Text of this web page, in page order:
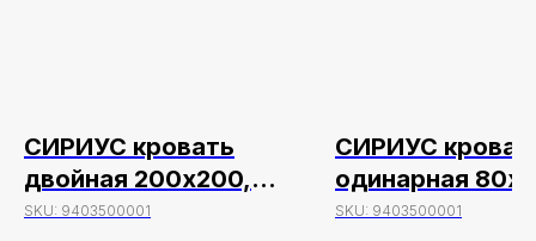
СИРИУС кровать
двойная 200х200,
дуб венге
SKU: 9403500001
СИРИУС
одинарная
белый
SKU: 9403500001